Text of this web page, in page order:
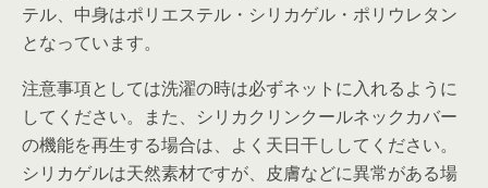
テル、中身はポリエステル・シリカゲル・ポリウレタン
となっています。
注意事項としては洗濯の時は必ずネットに入れるように
してください。また、シリカクリンクールネックカバー
の機能を再生する場合は、よく天日干ししてください。
シリカゲルは天然素材ですが、皮膚などに異常がある場